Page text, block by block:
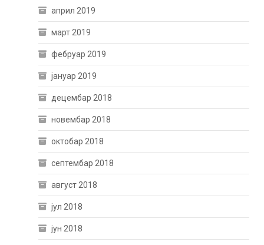
април 2019
март 2019
фебруар 2019
јануар 2019
децембар 2018
новембар 2018
октобар 2018
септембар 2018
август 2018
јул 2018
јун 2018